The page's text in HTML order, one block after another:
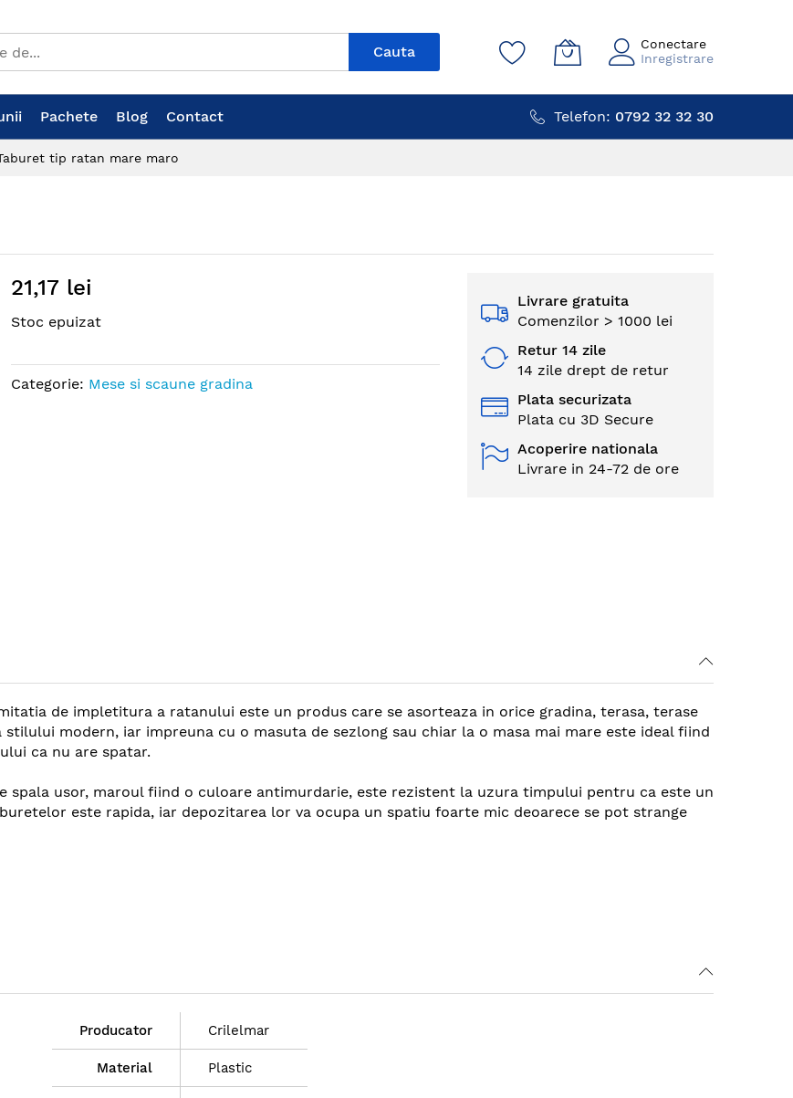
Cauta
Conectare
Inregistrare
Pachete Blog Contact Telefon: 0792 32 32 30
tip ratan mare maro
21,17 lei
Stoc epuizat
Categorie: Mese si scaune gradina
Livrare gratuita
Comenzilor > 1000 lei
Retur 14 zile
14 zile drept de retur
Plata securizata
Plata cu 3D Secure
Acoperire nationala
Livrare in 24-72 de ore
de impletitura a ratanului este un produs care se asorteaza in orice gradina, terasa, terase
modern, iar impreuna cu o masuta de sezlong sau chiar la o masa mai mare este ideal fiind
ca nu are spatar.
spala usor, maroul fiind o culoare antimurdarie, este rezistent la uzura timpului pentru ca este un
este rapida, iar depozitarea lor va ocupa un spatiu foarte mic deoarece se pot strange
Producator Crilelmar
Material Plastic